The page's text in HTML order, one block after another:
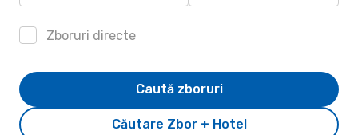
Zboruri directe
Căutare Zbor + Hotel
Caută zboruri